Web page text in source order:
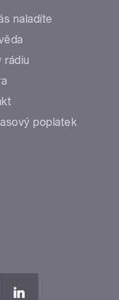
naladíte
rádiu
poplatek